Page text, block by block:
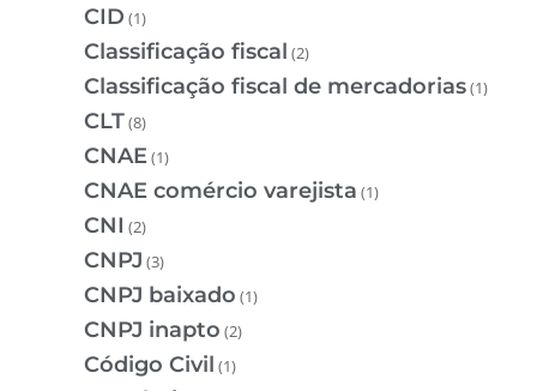
CID (1)
Classificação fiscal (2)
Classificação fiscal de mercadorias(1)
CLT(8)
CNAE(1)
CNAE comércio varejista (1)
CNI (2)
CNPJ (3)
CNPJ baixado (1)
CNPJ inapto (2)
Código Civil (1)